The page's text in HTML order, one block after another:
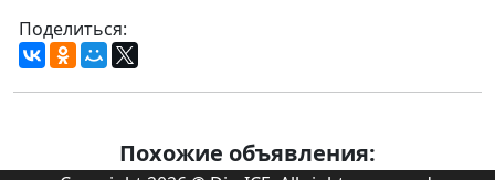
Поделиться:
Похожие объявления: